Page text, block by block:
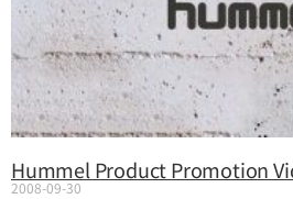
Hummel Product Promotion
2008-09-30